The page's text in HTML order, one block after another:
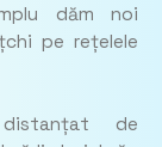
dăm noi
pe rețelele
de